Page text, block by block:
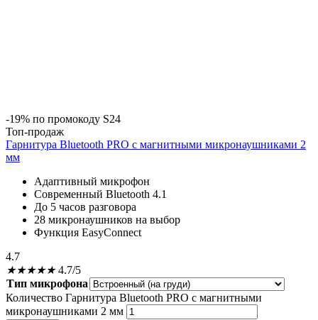
-19% по промокоду S24
Топ-продаж
Гарнитура Bluetooth PRO с магнитными микронаушниками 2
мм
Адаптивный микрофон
Современный Bluetooth 4.1
До 5 часов разговора
28 микронаушников на выбор
Функция EasyConnect
4.7
★★★★★ 4.7/5
Тип микрофона
Количество Гарнитура Bluetooth PRO с магнитными
микронаушниками 2 мм